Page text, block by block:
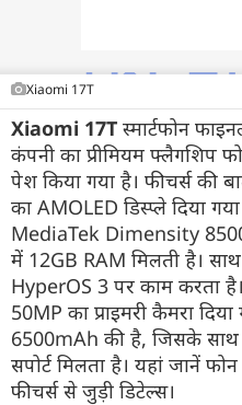
Xiaomi 17T
Xiaomi 17T स्मार्टफोन
कंपनी का प्रीमियम फ्लैगशिप
पेश किया गया है। फीचर्स की
का AMOLED डिस्प्ले दिया
MediaTek Dimensity
में 12GB RAM मिलती है।
HyperOS 3 पर काम करता
50MP का प्राइमरी कैमरा
6500mAh की है, जिसके साथ
सपोर्ट मिलता है। यहां जानें
फीचर्स से जुड़ी डिटेल्स।